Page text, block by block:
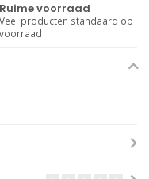
Ruime voorraad
Veel producten standaard op
voorraad